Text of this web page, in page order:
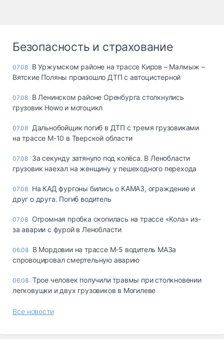
Безопасность и страхование
07.08 В Уржумском районе на трассе Киров – Малмыж –
Вятские Поляны произошло ДТП с автоцистерной
07.08 В Ленинском районе Оренбурга столкнулись
грузовик Howo и мотоцикл
07.08 Дальнобойщик погиб в ДТП с тремя грузовиками
на трассе М-10 в Тверской области
07.08 За секунду затянуло под колёса. В Ленобласти
грузовик наехал на женщину у пешеходного перехода
07.08 На КАД фургоны бились о КАМАЗ, ограждение и
друг о друга. Погиб водитель
07.08 Огромная пробка скопилась на трассе «Кола» из-
за аварии с фурой в Ленобласти
06.08 В Мордовии на трассе М-5 водитель МАЗа
спровоцировал смертельную аварию
06.08 Трое человек получили травмы при столкновении
легковушки и двух грузовиков в Могилеве
Все новости